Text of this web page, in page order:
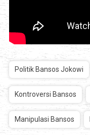
Politik Bansos Jokowi
Kontroversi Bansos
Manipulasi Bansos